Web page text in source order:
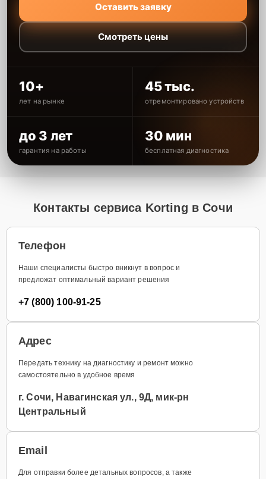
Оставить заявку
Смотреть цены
10+
лет на рынке
45 тыс.
отремонтировано устройств
до 3 лет
гарантия на работы
30 мин
бесплатная диагностика
Контакты сервиса Korting в Сочи
Телефон
Наши специалисты быстро вникнут в вопрос и
предложат оптимальный вариант решения
+7 (800) 100-91-25
Адрес
Передать технику на диагностику и ремонт можно
самостоятельно в удобное время
г. Сочи, Навагинская ул., 9Д, мик-рн
Центральный
Email
Для отправки более детальных вопросов, а также